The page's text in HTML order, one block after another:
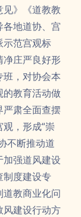
》《道教教
地道协、宫
示范宫观标
庄严良好形
，对协会本
的教育活动做
肃全面查摆
，形成“崇
不断推动道
强道风建设
制度建设专
教商业化问
风建设行动方